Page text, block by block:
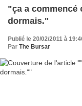
"ça a commencé
dormais."
Publié le 20/02/2011 à
Par The Bursar